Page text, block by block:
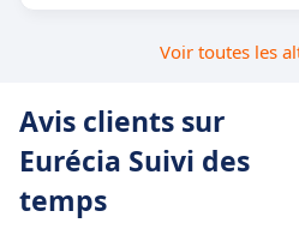
Voir toutes les
Avis clients sur
Eurécia Suivi des
temps